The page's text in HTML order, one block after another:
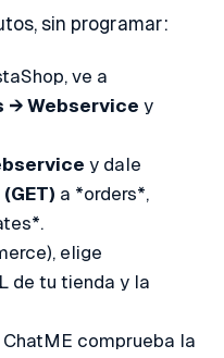
sin programar:
ve a
→ Webservice y
y dale
a *orders*,
elige
de tu tienda y la
ChatME comprueba la